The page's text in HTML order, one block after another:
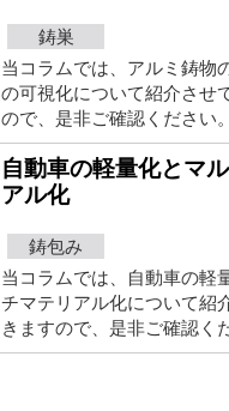
鋳巣
当コラムでは、アルミ鋳物
の可視化について紹介させ
ので、是非ご確認ください。
自動車の軽量化とマ
アル化
鋳包み
当コラムでは、自動車の軽
チマテリアル化について紹
きますので、是非ご確認く